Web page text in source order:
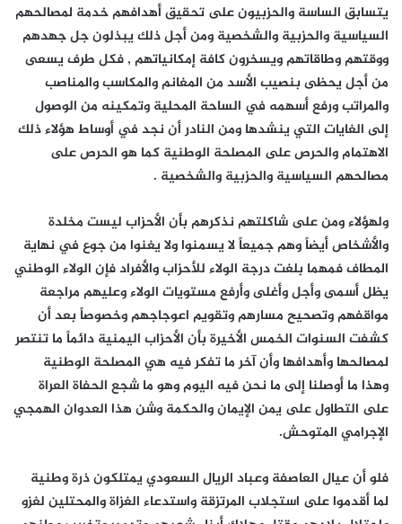
يتسابق الساسة والحزبيون على تحقيق أهدافهم خدمة لمصالحهم
السياسية والحزبية والشخصية ومن أجل ذلك يبذلون جل جهدهم
ووقتهم وطاقاتهم ويسخرون كافة إمكانياتهم , فكل طرف يسعى
من أجل يحظى بنصيب الأسد من المغانم والمكاسب والمناصب
والمراتب ورفع أسهمه في الساحة المحلية وتمكينه من الوصول
إلى الغايات التي ينشدها ومن النادر أن نجد في أوساط هؤلاء ذلك
الاهتمام والحرص على المصلحة الوطنية كما هو الحرص على
مصالحهم السياسية والحزبية والشخصية .
ولهؤلاء ومن على شاكلتهم نذكرهم بأن الأحزاب ليست مخلدة
والأشخاص أيضاً وهم جميعاً لا يسمنوا ولا يغنوا من جوع في نهاية
المطاف فمهما بلغت درجة الولاء للأحزاب والأفراد فإن الولاء الوطني
يظل أسمى وأجل وأغلى وأرفع مستويات الولاء وعليهم مراجعة
مواقفهم وتصحيح مسارهم وتقويم اعوجاجهم وخصوصاً بعد أن
كشفت السنوات الخمس الأخيرة بأن الأحزاب اليمنية دائماً ما تنتصر
لمصالحها وأهدافها وأن آخر ما تفكر فيه هي المصلحة الوطنية
وهذا ما أوصلنا إلى ما نحن فيه اليوم وهو ما شجع الحفاة العراة
على التطاول على يمن الإيمان والحكمة وشن هذا العدوان الهمجي
الإجرامي المتوحش.
فلو أن عيال العاصفة وعباد الريال السعودي يمتلكون ذرة وطنية
لما أقدموا على استجلاب المرتزقة واستدعاء الغزاة والمحتلين لغزو